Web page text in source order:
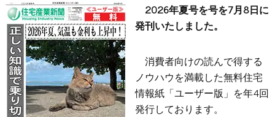
2026年夏号を号を7月8日に
発刊いたしました。
消費者向けの読んで得する
ノウハウを満載した無料住宅
情報紙「ユーザー版」を年4回
発行しております。